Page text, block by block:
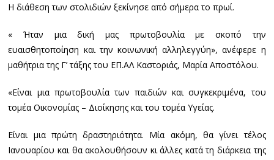
Η διάθεση των στολιδιών ξεκίνησε από σήμερα το πρωί.
« Ήταν μια δική μας πρωτοβουλία με σκοπό την
ευαισθητοποίηση και την κοινωνική αλληλεγγύη», ανέφερε η
μαθήτρια της Γ’ τάξης του ΕΠ.ΑΛ Καστοριάς, Μαρία Αποστόλου.
«Είναι μια πρωτοβουλία των παιδιών και συγκεκριμένα, του
τομέα Οικονομίας – Διοίκησης και του τομέα Υγείας.
Είναι μια πρώτη δραστηριότητα. Μία ακόμη, θα γίνει τέλος
Ιανουαρίου και θα ακολουθήσουν κι άλλες κατά τη διάρκεια της